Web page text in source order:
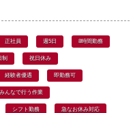
正社員 週5日 8時間勤務
制 祝日休み
経験者優遇 即勤務可
みんなで行う作業
シフト勤務 急なお休み対応